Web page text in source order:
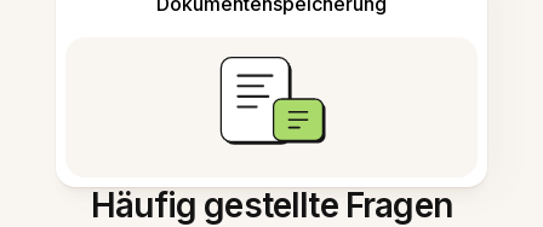
Häufig gestellte Fragen